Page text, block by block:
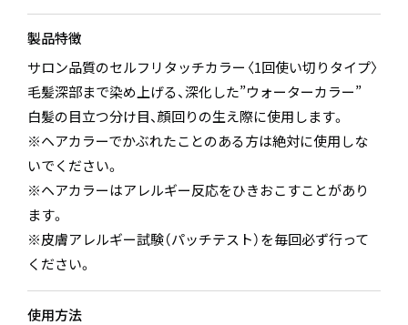
製品特徴
サロン品質のセルフリタッチカラー〈1回使い切りタイプ〉
毛髪深部まで染め上げる、深化した”ウォーターカラー”
白髪の目立つ分け目、顔回りの生え際に使用します。
※ヘアカラーでかぶれたことのある方は絶対に使用しな
いでください。
※ヘアカラーはアレルギー反応をひきおこすことがあり
ます。
※皮膚アレルギー試験（パッチテスト）を毎回必ず行って
ください。
使用方法